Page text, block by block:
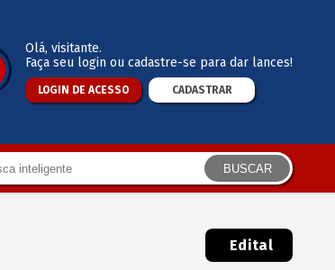
Olá, visitante.
Faça seu login ou cadastre-se para dar lances!
LOGIN DE ACESSO CADASTRAR
BUSCAR
Edital